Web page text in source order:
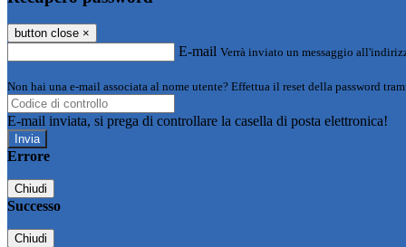
button close ×
E-mail Verrà inviato un messaggio
Non hai una e-mail associata al nome utente? Effettua il reset della password
E-mail inviata, si prega di controllare la casella di posta elettronica!
Errore
Chiudi
Successo
Chiudi